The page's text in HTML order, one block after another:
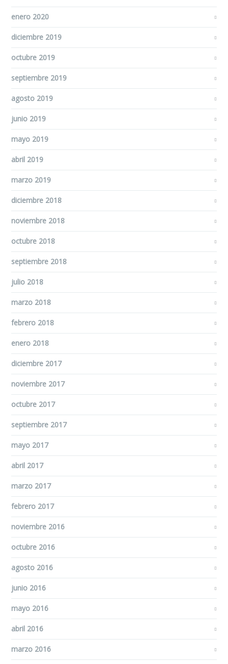
enero 2020
diciembre 2019
octubre 2019
septiembre 2019
agosto 2019
junio 2019
mayo 2019
abril 2019
marzo 2019
diciembre 2018
noviembre 2018
octubre 2018
septiembre 2018
julio 2018
marzo 2018
febrero 2018
enero 2018
diciembre 2017
noviembre 2017
octubre 2017
septiembre 2017
mayo 2017
abril 2017
marzo 2017
febrero 2017
noviembre 2016
octubre 2016
agosto 2016
junio 2016
mayo 2016
abril 2016
marzo 2016